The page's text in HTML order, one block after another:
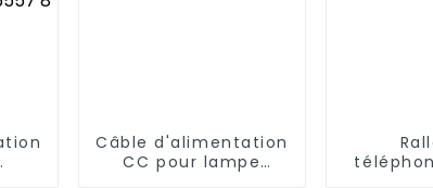
Câble d'alimentation
CC pour lampe